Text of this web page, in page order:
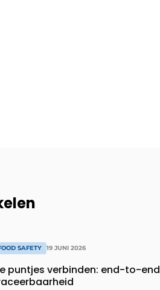
SAFETY 19 JUNI 2026
puntjes verbinden: end-to-end